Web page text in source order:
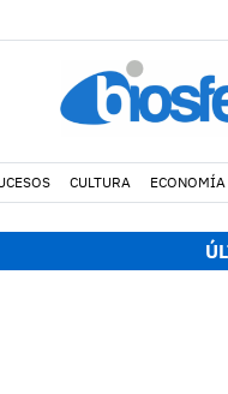
CULTURA ECONOMÍA